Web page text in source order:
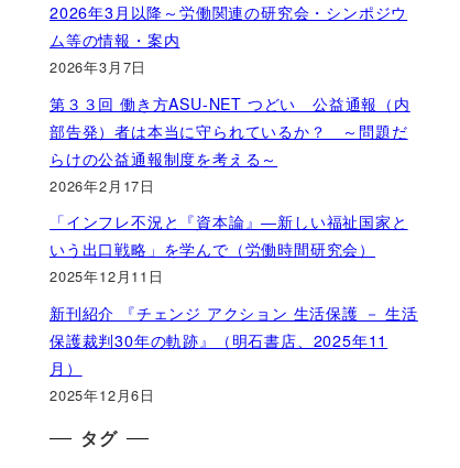
2026年3月以降～労働関連の研究会・シンポジウ
ム等の情報・案内
2026年3月7日
第３３回 働き方ASU-NET つどい 公益通報（内
部告発）者は本当に守られているか？ ～問題だ
らけの公益通報制度を考える～
2026年2月17日
「インフレ不況と『資本論』―新しい福祉国家と
いう出口戦略」を学んで（労働時間研究会）
2025年12月11日
新刊紹介 『チェンジ アクション 生活保護 － 生活
保護裁判30年の軌跡』（明石書店、2025年11
月）
2025年12月6日
タグ